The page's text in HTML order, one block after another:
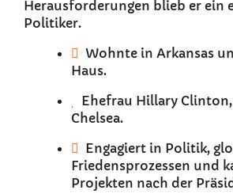
Herausforderungen blieb er ein
Politiker.
Wohnte in Arkansas
Haus.
Ehefrau Hillary
Chelsea.
Engagiert in Politik,
Friedensprozessen und
Projekten nach der